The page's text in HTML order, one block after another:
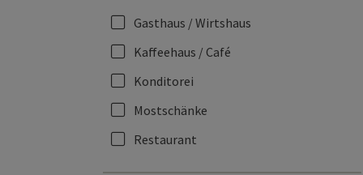
Gasthaus / Wirtshaus
Kaffeehaus / Café
Konditorei
Mostschänke
Restaurant